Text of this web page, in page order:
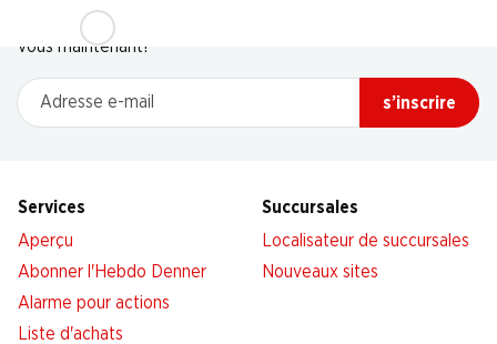
Restez au courant grâce à la newsletter Denner. Inscrivez-
vous maintenant!
Adresse e-mail
s’inscrire
Services
Aperçu
Abonner l'Hebdo Denner
Alarme pour actions
Liste d'achats
Succursales
Localisateur de succursales
Nouveaux sites